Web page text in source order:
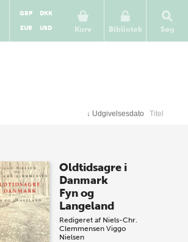
Kurv
GBP
DKK
EUR
USD Bibliotek Søg
↓ Udgivelsesdato Titel
Oldtidsagre i
Danmark
Fyn og
Langeland
Redigeret af Niels-Chr.
Clemmensen Viggo
Nielsen